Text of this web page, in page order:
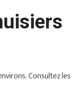
Consultez les